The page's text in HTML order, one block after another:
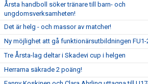
Årsta handboll söker tränare till barn- och
ungdomsverksamheten!
Det är helg - och massor av matcher!
Ny möjlighet att gå funktionärsutbildningen FU1-
Tre Årsta-lag deltar i Skadevi cup i helgen
Herrarna säkrade 2 poäng!